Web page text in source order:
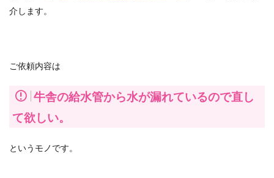
介します。
ご依頼内容は
牛舎の給水管から水が漏れているので直し
て欲しい。
というモノです。